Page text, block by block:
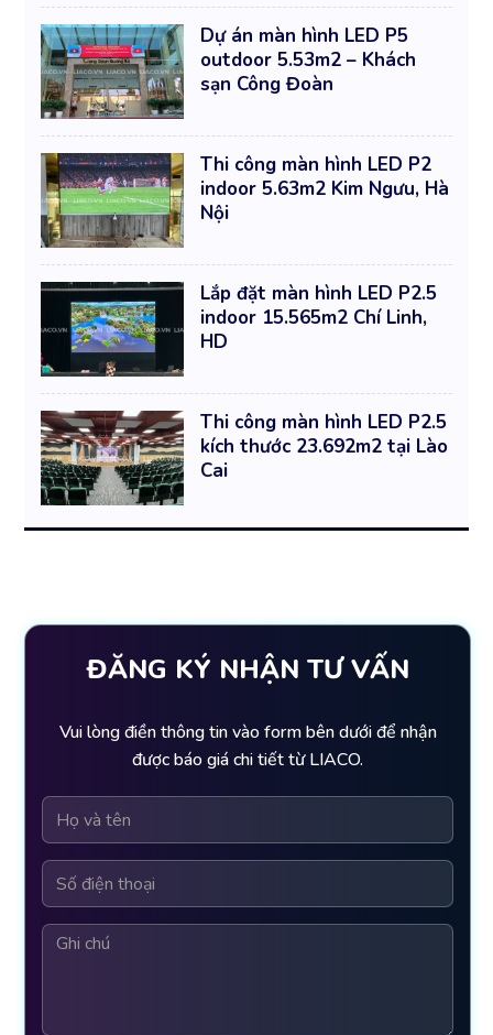
Dự án màn hình LED P5
outdoor 5.53m2 – Khách
sạn Công Đoàn
Thi công màn hình LED P2
indoor 5.63m2 Kim Ngưu, Hà
Nội
Lắp đặt màn hình LED P2.5
indoor 15.565m2 Chí Linh,
HD
Thi công màn hình LED P2.5
kích thước 23.692m2 tại Lào
Cai
ĐĂNG KÝ NHẬN TƯ VẤN
Vui lòng điền thông tin vào form bên dưới để nhận
được báo giá chi tiết từ LIACO.